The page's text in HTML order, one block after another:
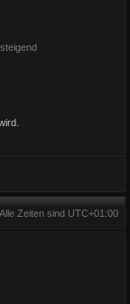
Alle Zeiten sind UTC+01:00